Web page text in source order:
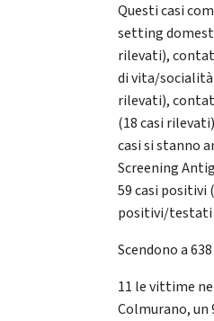
Questi casi
setting
rilevati),
di vita/
rilevati),
(18 casi
casi si stanno
Screening
59 casi
positivi/testati
Scendono a
11 le vittime
Colmurano, un